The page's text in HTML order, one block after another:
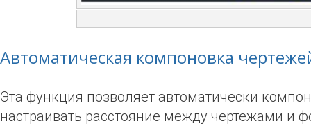
Автоматическая компоновка
Эта функция позволяет автоматически
настраивать расстояние между чертежами и